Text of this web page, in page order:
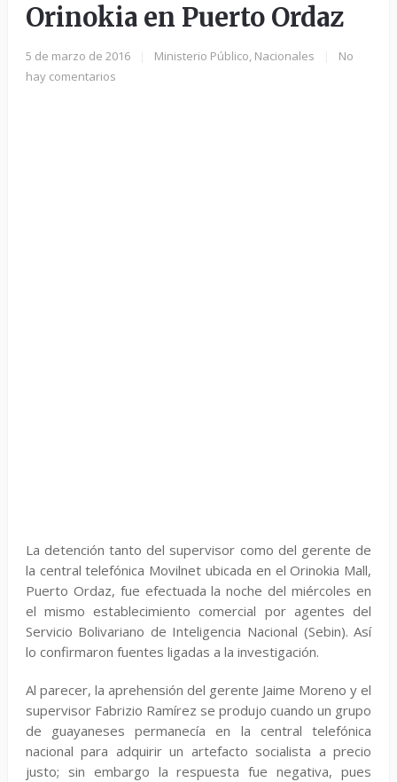
Orinokia en Puerto Ordaz
5 de marzo de 2016 Ministerio Público, Nacionales
No
hay comentarios
La detención tanto del supervisor como del gerente de
la central telefónica Movilnet ubicada en el Orinokia Mall,
Puerto Ordaz, fue efectuada la noche del miércoles en
el mismo establecimiento comercial por agentes del
Servicio Bolivariano de Inteligencia Nacional (Sebin). Así
lo confirmaron fuentes ligadas a la investigación.
Al parecer, la aprehensión del gerente Jaime Moreno y el
supervisor Fabrizio Ramírez se produjo cuando un grupo
de guayaneses permanecía en la central telefónica
nacional para adquirir un artefacto socialista a precio
justo; sin embargo la respuesta fue negativa, pues